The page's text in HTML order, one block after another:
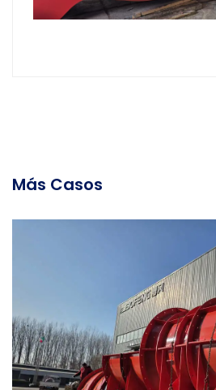
Más Casos